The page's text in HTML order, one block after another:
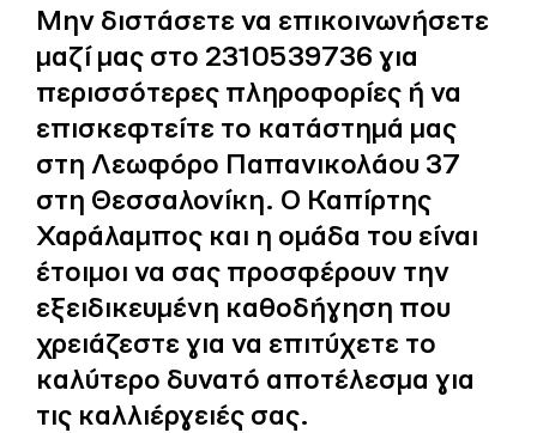
Μην διστάσετε να επικοινωνήσετε
μαζί μας στο 2310539736 για
περισσότερες πληροφορίες ή να
επισκεφτείτε το κατάστημά μας
στη Λεωφόρο Παπανικολάου 37
στη Θεσσαλονίκη. Ο Καπίρτης
Χαράλαμπος και η ομάδα του είναι
έτοιμοι να σας προσφέρουν την
εξειδικευμένη καθοδήγηση που
χρειάζεστε για να επιτύχετε το
καλύτερο δυνατό αποτέλεσμα για
τις καλλιέργειές σας.